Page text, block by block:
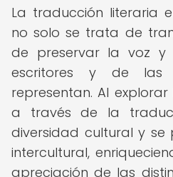
La traducción literaria
no solo se trata de
de preservar la voz
escritores y de las
representan. Al
a través de la
diversidad cultural y se
intercultural,
apreciación de las